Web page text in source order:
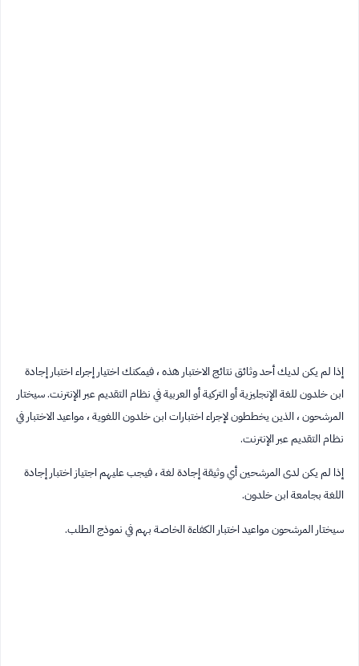
إذا لم يكن لديك أحد وثائق نتائج الاختبار هذه ، فيمكنك اختيار إجراء اختبار إجادة
ابن خلدون للغة الإنجليزية أو التركية أو العربية في نظام التقديم عبر الإنترنت. سيختار
المرشحون ، الذين يخططون لإجراء اختبارات ابن خلدون اللغوية ، مواعيد الاختبار في
نظام التقديم عبر الإنترنت.
إذا لم يكن لدى المرشحين أي وثيقة إجادة لغة ، فيجب عليهم اجتياز اختبار إجادة
اللغة بجامعة ابن خلدون.
سيختار المرشحون مواعيد اختبار الكفاءة الخاصة بهم في نموذج الطلب.